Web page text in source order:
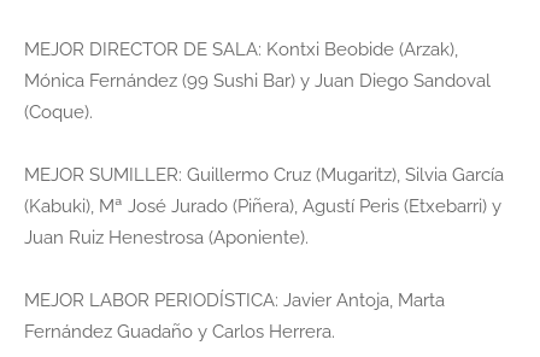
MEJOR DIRECTOR DE SALA: Kontxi Beobide (Arzak),
Mónica Fernández (99 Sushi Bar) y Juan Diego Sandoval
(Coque).
MEJOR SUMILLER: Guillermo Cruz (Mugaritz), Silvia García
(Kabuki), Mª José Jurado (Piñera), Agustí Peris (Etxebarri) y
Juan Ruiz Henestrosa (Aponiente).
MEJOR LABOR PERIODÍSTICA: Javier Antoja, Marta
Fernández Guadaño y Carlos Herrera.